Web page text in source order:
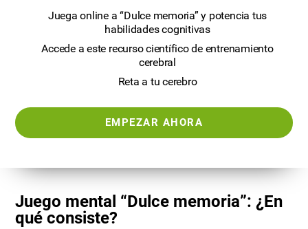
Juega online a “Dulce memoria” y potencia tus
habilidades cognitivas
Accede a este recurso científico de entrenamiento
cerebral
Reta a tu cerebro
EMPEZAR AHORA
Juego mental “Dulce memoria”: ¿En
qué consiste?